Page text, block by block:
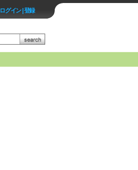
ログイン | 登録